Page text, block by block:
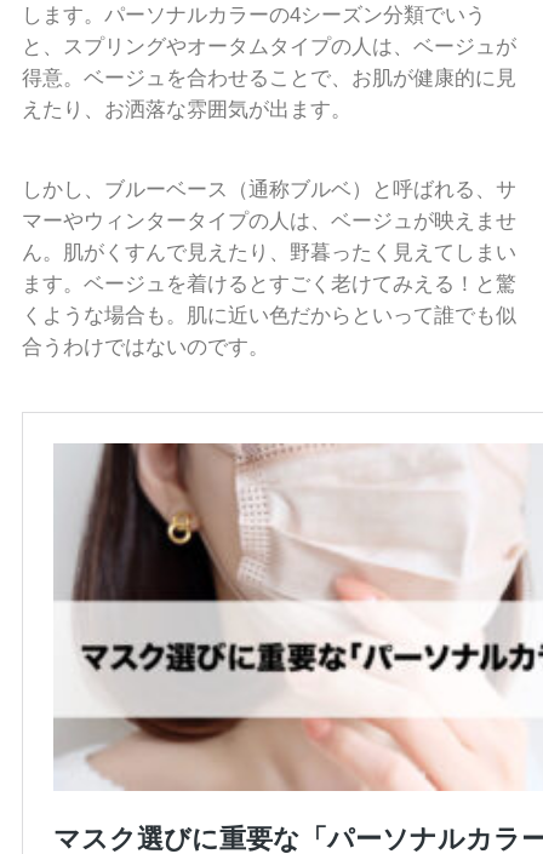
します。パーソナルカラーの4シーズン分類でいう
と、スプリングやオータムタイプの人は、ベージュが
得意。ベージュを合わせることで、お肌が健康的に見
えたり、お洒落な雰囲気が出ます。
しかし、ブルーベース（通称ブルベ）と呼ばれる、サ
マーやウィンタータイプの人は、ベージュが映えませ
ん。肌がくすんで見えたり、野暮ったく見えてしまい
ます。ベージュを着けるとすごく老けてみえる！と驚
くような場合も。肌に近い色だからといって誰でも似
合うわけではないのです。